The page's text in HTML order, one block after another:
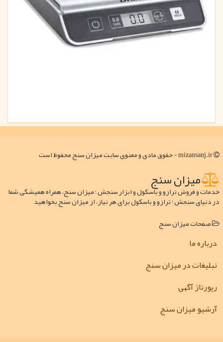
میزان سنج
خدمات و فروش ترازو و باسکول و ابزار سنجش ؛ میزان سنج، همراه همیشگی شما
در دنیای سنجش ؛ ترازو و باسکول برای هر نیاز، از میزان سنج بخواهید
صفحات میزان سنج
درباره ما
تبلیغات در میزان سنج
رپورتاژ آگهی
آرشیو میزان سنج